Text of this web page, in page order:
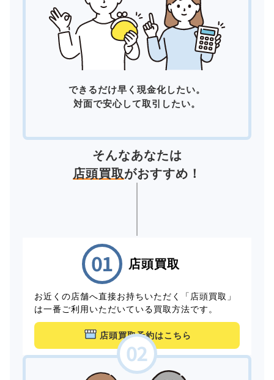
できるだけ早く現金化したい。
対面で安心して取引したい。
そんなあなたは
店頭買取がおすすめ！
店頭買取
お近くの店舗へ直接お持ちいただく「店頭買取」
は一番ご利用いただいている買取方法です。
店頭買取予約はこちら